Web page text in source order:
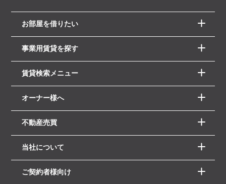
お部屋を借りたい
事業用賃貸を探す
賃貸検索メニュー
オーナー様へ
不動産売買
当社について
ご契約者様向け